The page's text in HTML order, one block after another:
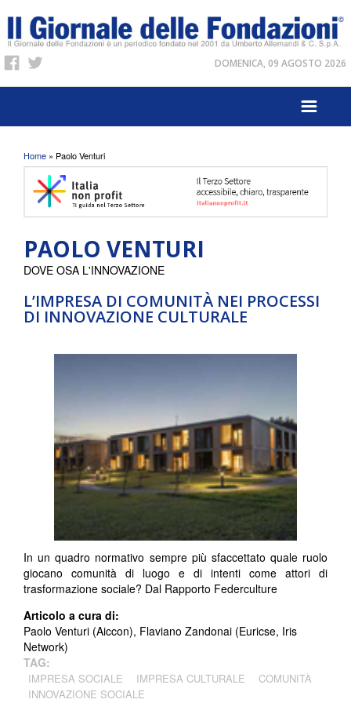
DOMENICA, 09 AGOSTO 2026
Tu sei qui
Home » Paolo Venturi
PAOLO VENTURI
L’IMPRESA DI COMUNITÀ NEI PROCESSI
DI INNOVAZIONE CULTURALE
DOVE OSA L'INNOVAZIONE
In un quadro normativo sempre più sfaccettato quale ruolo
giocano comunità di luogo e di intenti come attori di
trasformazione sociale? Dal Rapporto Federculture
Articolo a cura di:
Paolo Venturi (Aiccon), Flaviano Zandonai (Euricse, Iris
Network)
TAG:
IMPRESA SOCIALE IMPRESA CULTURALE
COMUNITÀ
INNOVAZIONE SOCIALE